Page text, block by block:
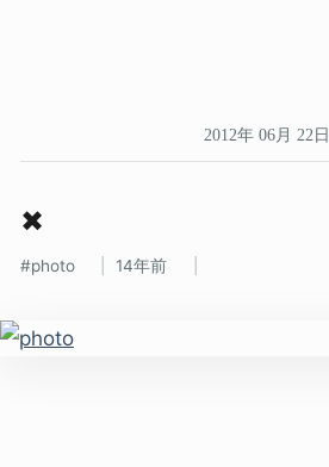
2012年 06月 22日
✖
photo 14年前